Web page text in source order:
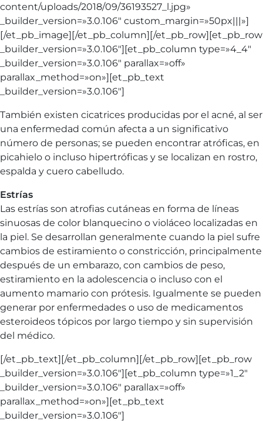
content/uploads/2018/09/36193527_l.jpg»
_builder_version=»3.0.106″ custom_margin=»50px|||»]
[/et_pb_image][/et_pb_column][/et_pb_row][et_pb_row
_builder_version=»3.0.106″][et_pb_column type=»4_4″
_builder_version=»3.0.106″ parallax=»off»
parallax_method=»on»][et_pb_text
_builder_version=»3.0.106″]
También existen cicatrices producidas por el acné, al ser
una enfermedad común afecta a un significativo
número de personas; se pueden encontrar atróficas, en
picahielo o incluso hipertróficas y se localizan en rostro,
espalda y cuero cabelludo.
Estrías
Las estrías son atrofias cutáneas en forma de líneas
sinuosas de color blanquecino o violáceo localizadas en
la piel. Se desarrollan generalmente cuando la piel sufre
cambios de estiramiento o constricción, principalmente
después de un embarazo, con cambios de peso,
estiramiento en la adolescencia o incluso con el
aumento mamario con prótesis. Igualmente se pueden
generar por enfermedades o uso de medicamentos
esteroideos tópicos por largo tiempo y sin supervisión
del médico.
[/et_pb_text][/et_pb_column][/et_pb_row][et_pb_row
_builder_version=»3.0.106″][et_pb_column type=»1_2″
_builder_version=»3.0.106″ parallax=»off»
parallax_method=»on»][et_pb_text
_builder_version=»3.0.106″]